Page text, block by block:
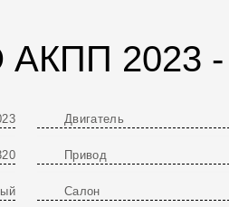
АКПП 2023
Двигатель
Привод
Салон